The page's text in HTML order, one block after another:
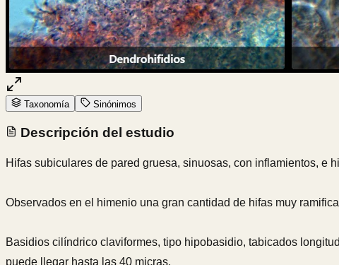
Taxonomía Sinónimos
Descripción del estudio
Hifas subiculares de pared gruesa, sinuosas, con inflamientos, e
Observados en el himenio una gran cantidad de hifas muy
Basidios cilíndrico claviformes, tipo hipobasidio, tabicados
puede llegar hasta las 40 micras.